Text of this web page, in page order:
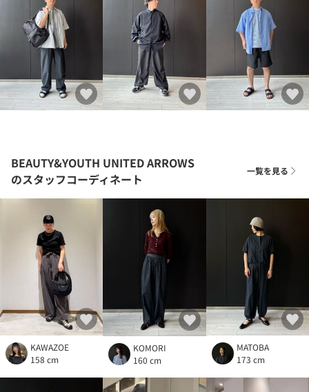
BEAUTY&YOUTH UNITED ARROWS
のスタッフコーディネート
一覧を見る
KAWAZOE
158 cm
KOMORI
160 cm
MATOBA
173 cm